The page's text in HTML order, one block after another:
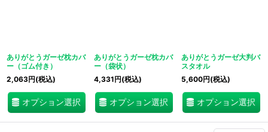
ありがとうガーゼ枕カバ
ー（ゴム付き）
2,063円(税込)
オプション選択
ありがとうガーゼ枕カバ
ー（袋状）
4,331円(税込)
オプション選択
ありがとうガーゼ大判バ
スタオル
5,600円(税込)
オプション選択